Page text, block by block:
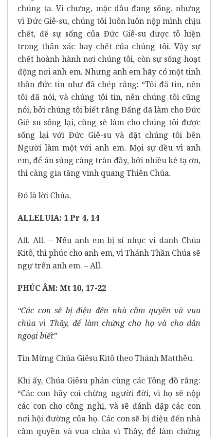
chúng ta. Vì chưng, mặc dầu đang sống, nhưng
vì Đức Giê-su, chúng tôi luôn luôn nộp mình chịu
chết, để sự sống của Đức Giê-su được tỏ hiện
trong thân xác hay chết của chúng tôi. Vậy sự
chết hoành hành nơi chúng tôi, còn sự sống hoạt
động nơi anh em. Nhưng anh em hãy có một tinh
thần đức tin như đã chép rằng: “Tôi đã tin, nên
tôi đã nói, và chúng tôi tin, nên chúng tôi cũng
nói, bởi chúng tôi biết rằng Đấng đã làm cho Đức
Giê-su sống lại, cũng sẽ làm cho chúng tôi được
sống lại với Đức Giê-su và đặt chúng tôi bên
Người làm một với anh em. Mọi sự đều vì anh
em, để ân sủng càng tràn đầy, bởi nhiều kẻ tạ ơn,
thì càng gia tăng vinh quang Thiên Chúa.
Đó là lời Chúa.
ALLELUIA: 1 Pr 4, 14
All. All. – Nếu anh em bị sỉ nhục vì danh Chúa
Kitô, thì phúc cho anh em, vì Thánh Thần Chúa sẽ
ngự trên anh em. – All.
PHÚC ÂM: Mt 10, 17-22
“Các con sẽ bị điệu đến nhà cầm quyền và vua
chúa vì Thầy, để làm chứng cho họ và cho dân
ngoại biết”
Tin Mừng Chúa Giêsu Kitô theo Thánh Matthêu.
Khi ấy, Chúa Giêsu phán cùng các Tông đồ rằng:
“Các con hãy coi chừng người đời, vì họ sẽ nộp
các con cho công nghị, và sẽ đánh đập các con
nơi hội đường của họ. Các con sẽ bị điệu đến nhà
cầm quyền và vua chúa vì Thầy, để làm chứng